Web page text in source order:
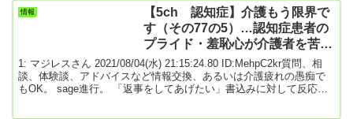
のと思っていたところに「わずか5分のウォーキング」でよいという
下の記事。たった5分で僕の糖尿病にも効いたらいいんですけど。
〈引用：わずか5分間のウォーキングで糖尿病を改善 座ったままの
情報
【5ch 認知症】介護もう限界で
す（その77の5）…認知症患者の
プライド・羞恥心が介護者を苦し
める
1: マジレスさん 2021/08/04(水) 21:15:24.80 ID:MehpC2kr質問、相
談、体験談、アドバイスなど情報交換、あるいは介護疲れの愚痴で
もOK。 sage進行。 「返事をしてあげたい」書込みに対して反応し